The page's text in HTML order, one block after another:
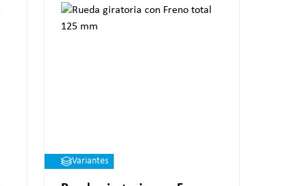
Variantes